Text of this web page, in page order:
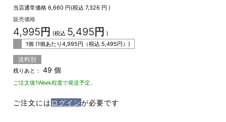
当店通常価格 6,660 円(税込7,326 円 )
販売価格
4,995 円 (税込 5,495 円 )
1個 (1個あたり4,995円（税込 5,495円）)
送料別
残りあと： 49 個
ご注文後1Week程度で発送予定。
ご注文には ログインが必要です